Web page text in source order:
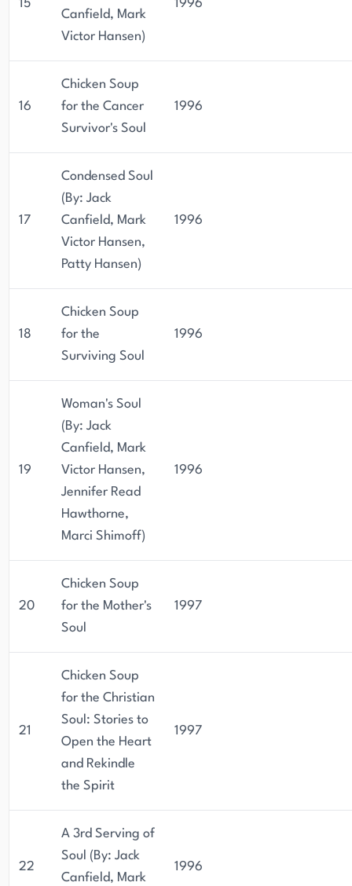
15
Canfield, Mark
Victor Hansen)
1996
16
Chicken Soup
for the Cancer
Survivor's Soul
1996
17
Condensed Soul
(By: Jack
Canfield, Mark
Victor Hansen,
Patty Hansen)
1996
18
Chicken Soup
for the
Surviving Soul
1996
19
Woman's Soul
(By: Jack
Canfield, Mark
Victor Hansen,
Jennifer Read
Hawthorne,
Marci Shimoff)
1996
20
Chicken Soup
for the Mother's
Soul
1997
21
Chicken Soup
for the Christian
Soul: Stories to
Open the Heart
and Rekindle
the Spirit
1997
22
A 3rd Serving of
Soul (By: Jack
Canfield, Mark
1996